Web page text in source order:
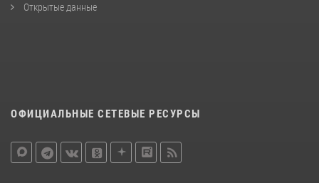
Открытые данные
ОФИЦИАЛЬНЫЕ СЕТЕВЫЕ РЕСУРСЫ